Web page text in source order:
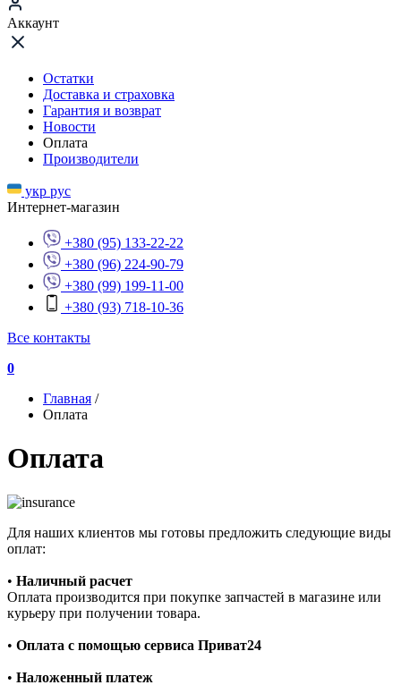
Аккаунт
Остатки
Доставка и страховка
Гарантия и возврат
Новости
Оплата
Производители
укр рус
Интернет-магазин
+380 (95) 133-22-22
+380 (96) 224-90-79
+380 (99) 199-11-00
+380 (93) 718-10-36
Все контакты
0
Главная /
Оплата
Оплата
Для наших клиентов мы готовы предложить следующие виды
оплат:
• Наличный расчет
Оплата производится при покупке запчастей в магазине или
курьеру при получении товара.
• Оплата с помощью сервиса Приват24
• Наложенный платеж